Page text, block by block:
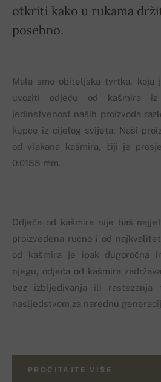
otkriti kako u rukama
posebno.
Mala smo obiteljska tvrtka, koja
uvoziti odjeću od kašmira
jedinstvenost naših proizvoda
kupce iz cijelog svijeta. Naši
od vlakana kašmira, čiji je
0.0155 mm.
Odjeća od kašmira nije baš
proizvedena ručno i od
od kašmira je ipak dugoročna
njegu, odjeća od kašmira
bez izbljeđivanja ili
nasljedstvom za narednu
PROČITAJTE VIŠE